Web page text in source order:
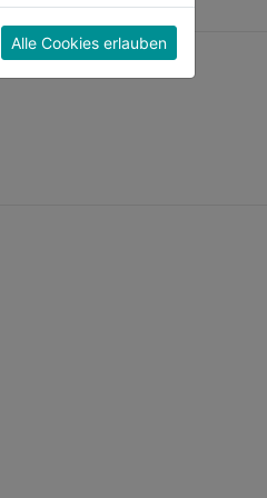
5
Sternen.
Alle Cookies erlauben